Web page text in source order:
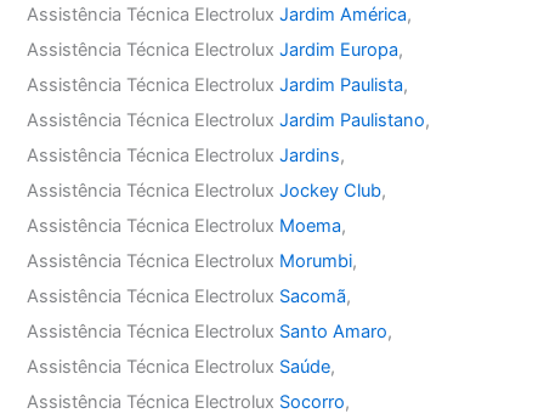
Assistência Técnica ElectroluxJardim América,
Assistência Técnica ElectroluxJardim Europa,
Assistência Técnica ElectroluxJardim Paulista,
Assistência Técnica ElectroluxJardim Paulistano,
Assistência Técnica ElectroluxJardins,
Assistência Técnica ElectroluxJockey Club,
Assistência Técnica Electrolux Moema,
Assistência Técnica Electrolux Morumbi,
Assistência Técnica Electrolux Sacomã,
Assistência Técnica Electrolux Santo Amaro,
Assistência Técnica Electrolux Saúde,
Assistência Técnica Electrolux Socorro,